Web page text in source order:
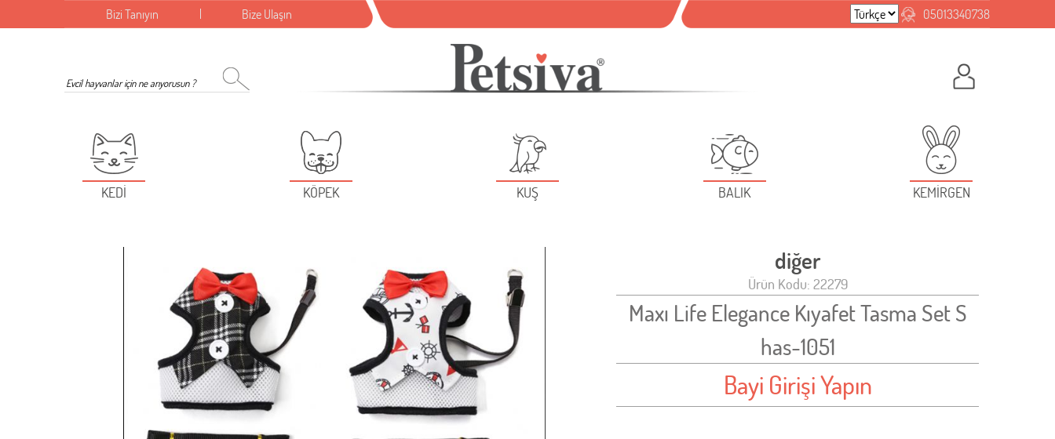
Bizi Tanıyın Bize Ulaşın 05013340738
KEDİ KÖPEK KUŞ BALIK KEMİRGEN
diğer
Ürün Kodu: 22279
Maxı Life Elegance Kıyafet Tasma Set S
has-1051
Bayi Girişi Yapın